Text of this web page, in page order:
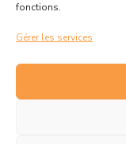
fonctions.
Gérer les services
mairie de Rousset.